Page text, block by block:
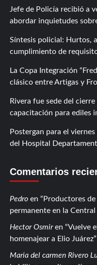
Jefe de Policía recibió a
abordar inquietudes
Síntesis policial: Hurtos,
cumplimiento de
La Copa Integración
clásico entre Artigas y
Rivera fue sede del
capacitación para ediles
Postergan para el
del Hospital
Comentarios
Pedro en
Productores
permanente en la
Hector Osmiren
Vuelve
homenajear a Elio Juárez
Maria del carmen Rivero